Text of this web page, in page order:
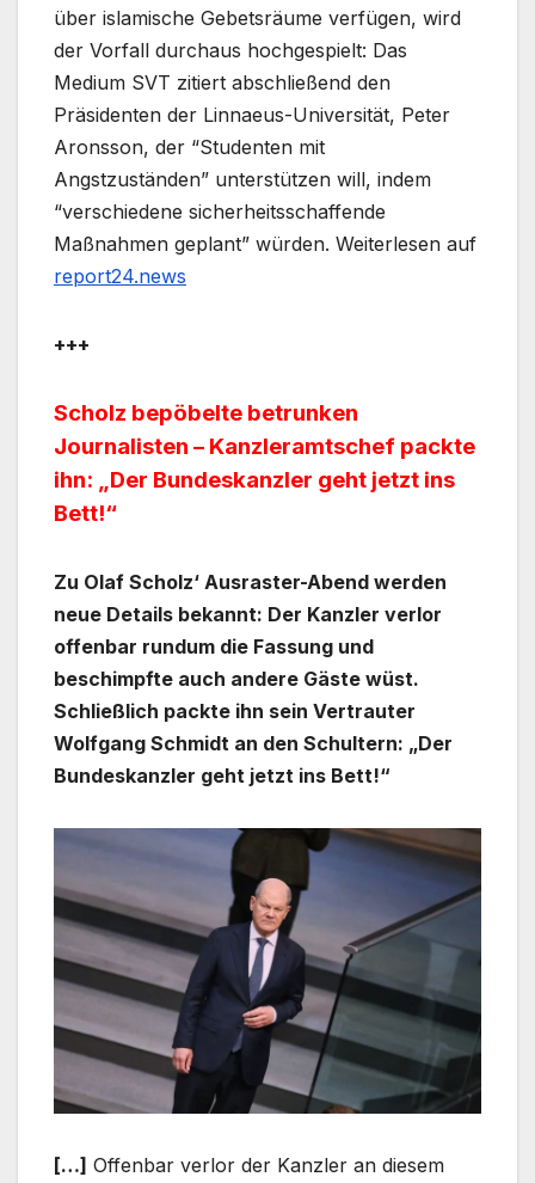
über islamische Gebetsräume verfügen, wird
der Vorfall durchaus hochgespielt: Das
Medium SVT zitiert abschließend den
Präsidenten der Linnaeus-Universität, Peter
Aronsson, der “Studenten mit
Angstzuständen” unterstützen will, indem
“verschiedene sicherheitsschaffende
Maßnahmen geplant” würden. Weiterlesen auf
report24.news
+++
Scholz bepöbelte betrunken
Journalisten – Kanzleramtschef packte
ihn: „Der Bundeskanzler geht jetzt ins
Bett!“
Zu Olaf Scholz‘ Ausraster-Abend werden
neue Details bekannt: Der Kanzler verlor
offenbar rundum die Fassung und
beschimpfte auch andere Gäste wüst.
Schließlich packte ihn sein Vertrauter
Wolfgang Schmidt an den Schultern: „Der
Bundeskanzler geht jetzt ins Bett!“
[…] Offenbar verlor der Kanzler an diesem